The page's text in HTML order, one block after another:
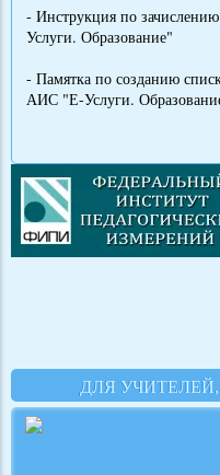
- Инструкция по
Услуги. Образование"
- Памятка по созданию
АИС "Е-Услуги.
ДЛЯ